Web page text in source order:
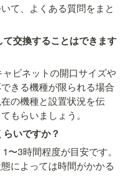
て、よくある質問をまと
交換することはできます
ビネットの開口サイズや
きる機種が限られる場合
の機種と設置状況を伝
もらいましょう。
いですか？
〜3時間程度が目安です。
によっては時間がかかる